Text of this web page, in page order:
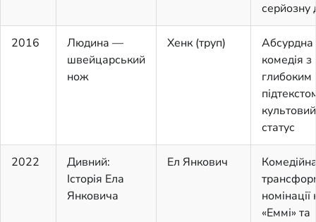
серйозну
2016
Людина —
швейцарський
нож
Хенк (труп)
Абсурдна
комедія з
глибоким
культовий
статус
2022
Дивний:
Історія Ела
Янковича
Ел Янкович
номінації
«Еммі» та